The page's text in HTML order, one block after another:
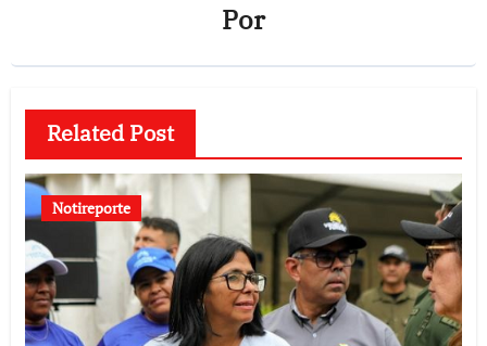
Por
Related Post
Notireporte